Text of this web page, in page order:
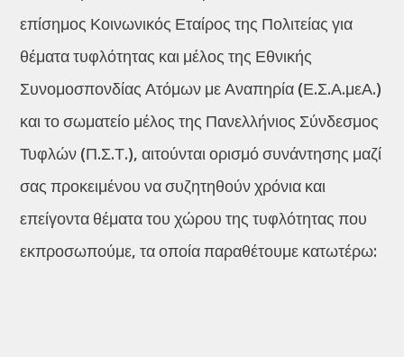
επίσημος Κοινωνικός Εταίρος της Πολιτείας για
θέματα τυφλότητας και μέλος της Εθνικής
Συνομοσπονδίας Ατόμων με Αναπηρία (Ε.Σ.Α.μεΑ.)
και το σωματείο μέλος της Πανελλήνιος Σύνδεσμος
Τυφλών (Π.Σ.Τ.), αιτούνται ορισμό συνάντησης μαζί
σας προκειμένου να συζητηθούν χρόνια και
επείγοντα θέματα του χώρου της τυφλότητας που
εκπροσωπούμε, τα οποία παραθέτουμε κατωτέρω: